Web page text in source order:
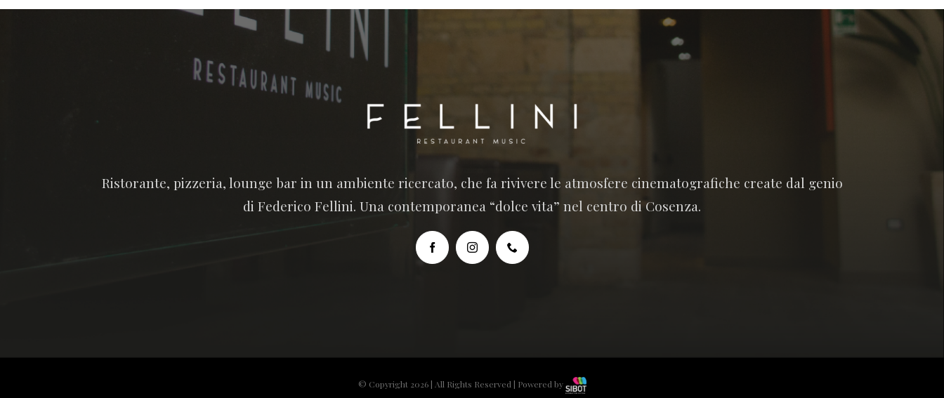
Ristorante, pizzeria, lounge bar in un ambiente ricercato, che fa rivivere le atmosfere cinematografiche create dal genio
di Federico Fellini. Una contemporanea “dolce vita” nel centro di Cosenza.
© Copyright 2026 | All Rights Reserved | Powered by